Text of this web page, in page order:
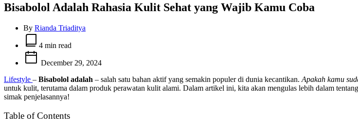
Bisabolol Adalah Rahasia Kulit Sehat yang Wajib Kamu Coba
By Rianda Triaditya
Estimated
read
time
4 min read
December 29, 2024
Lifestyle – Bisabolol adalah – salah satu bahan aktif yang semakin populer di dunia kecantikan. Apakah kamu
untuk kulit, terutama dalam produk perawatan kulit alami. Dalam artikel ini, kita akan mengulas lebih dalam
simak penjelasannya!
Table of Contents